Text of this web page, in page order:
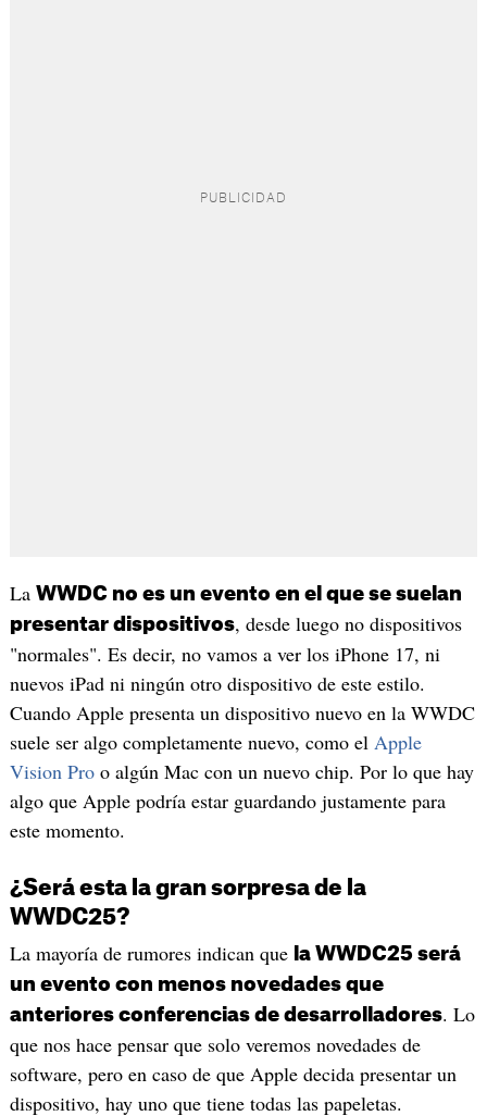
La WWDC no es un evento en el que se suelan
presentar dispositivos, desde luego no dispositivos
"normales". Es decir, no vamos a ver los iPhone 17, ni
nuevos iPad ni ningún otro dispositivo de este estilo.
Cuando Apple presenta un dispositivo nuevo en la WWDC
suele ser algo completamente nuevo, como el Apple
Vision Proo algún Mac con un nuevo chip. Por lo que hay
algo que Apple podría estar guardando justamente para
este momento.
¿Será esta la gran sorpresa de la
WWDC25?
La mayoría de rumores indican que la WWDC25 será
un evento con menos novedades que
anteriores conferencias de desarrolladores. Lo
que nos hace pensar que solo veremos novedades de
software, pero en caso de que Apple decida presentar un
dispositivo, hay uno que tiene todas las papeletas.